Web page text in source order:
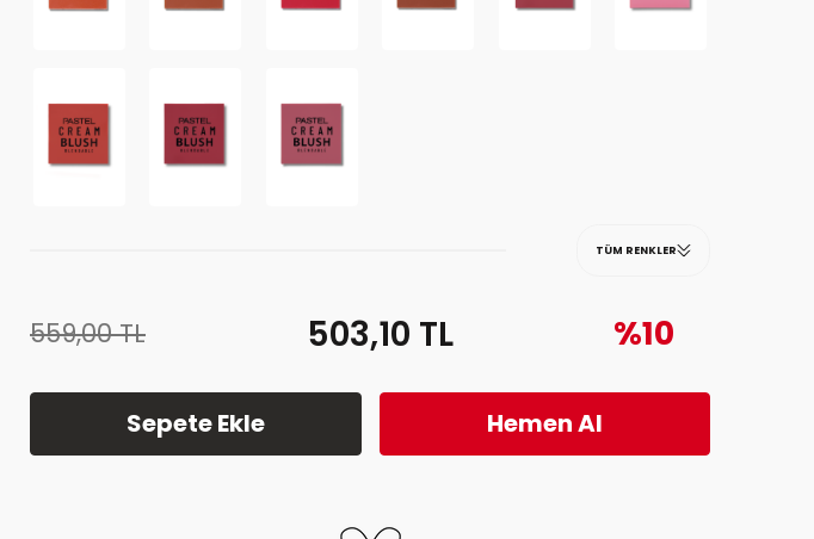
TÜM RENKLER
559,00TL 503,10 TL %10
Sepete Ekle Hemen Al